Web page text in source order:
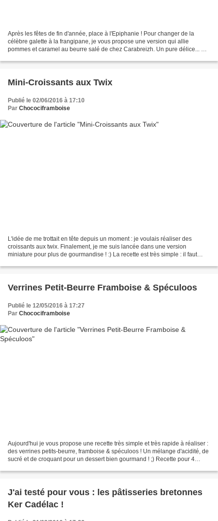
Après les fêtes de fin d'année, place à l'Epiphanie ! Pour changer de la
célèbre galette à la frangipane, je vous propose une version qui allie
pommes et caramel au beurre salé de chez Carabreizh. Un pure délice... Et
Mini-Croissants aux Twix
Publié le 02/06/2016 à 17:10
Par Chocociframboise
L'idée de me trottait en tête depuis un moment : je voulais réaliser des
croissants aux twix. Finalement, je me suis lancée dans une version
miniature pour plus de gourmandise ! :) La recette est très simple : il faut
Verrines Petit-Beurre Framboise & Spéculoos
Publié le 12/05/2016 à 17:27
Par Chocociframboise
Aujourd'hui je vous propose une recette très simple et très rapide à réaliser :
des verrines petits-beurre, framboise & spéculoos ! Un mélange d'acidité, de
sucré et de croquant pour un dessert bien gourmand ! ;) Recette pour 4
J'ai testé pour vous : les pâtisseries bretonnes
Ker Cadélac !